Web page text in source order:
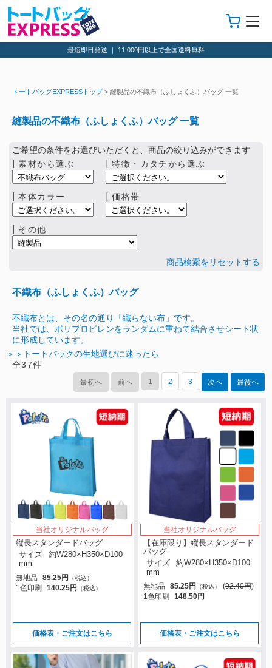
最短即日発送 ｜ 11,000円以上で全国送料無料
トートバッグEXPRESSトップ> 縫製品の不織布（ふしょくふ）バッグ 一覧
縫製品の不織布（ふしょくふ）バッグ 一覧
ご希望の条件をお選びいただくと、商品の絞り込みができます
┃素材から選ぶ
┃特徴・カタチから選ぶ
┃本体カラー ┃価格帯
┃その他
商品検索をリセットする
不織布（ふしょくふ）バッグ
不織布とは、その名の通り「織らない布」です。
当社では、ポリプロピレンをランダムに重ねて結合させシート状
に形成しています。
＞＞トートバックの生地選びに迷ったら
全37件
最後へ
次へ
3
2
1
前へ
最初へ
当社オリジナルバッグ
縦長スタンダードバッグ
サイズ
約W280×H350×D100
mm
無地品
85.25円 （税込）
1色印刷 140.25円 （税込）
価格表・ご注文はこちら
当社オリジナルバッグ
【在庫限り】縦長スタンダード
バッグ
サイズ
約W280×H350×D100
mm
無地品
85.25円 （税込） (92.40円)
1色印刷
148.50円
価格表・ご注文はこちら